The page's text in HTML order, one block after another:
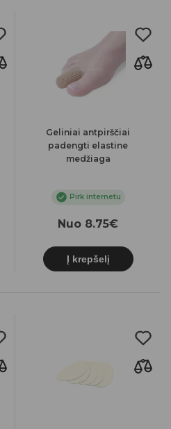
Geliniai antpirščiai
padengti elastine
medžiaga
Pirk internetu
Nuo 8.75€
Į krepšelį